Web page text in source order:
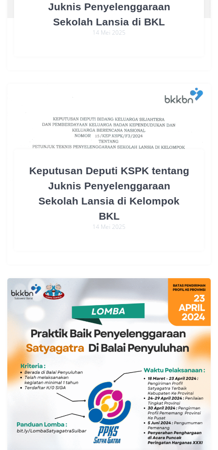
Juknis Penyelenggaraan
Sekolah Lansia di BKL
14 Mei 2025
Keputusan Deputi KSPK tentang
Juknis Penyelenggaraan
Sekolah Lansia di Kelompok
BKL
14 Mei 2025